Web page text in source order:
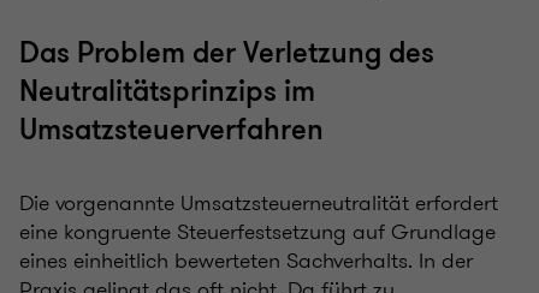
Das Problem der Verletzung des
Neutralitätsprinzips im
Umsatzsteuerverfahren
Die vorgenannte Umsatzsteuerneutralität erfordert
eine kongruente Steuerfestsetzung auf Grundlage
eines einheitlich bewerteten Sachverhalts. In der